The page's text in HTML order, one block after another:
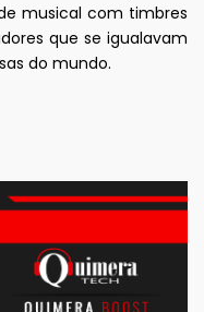
musical com timbres
que se igualavam
do mundo.